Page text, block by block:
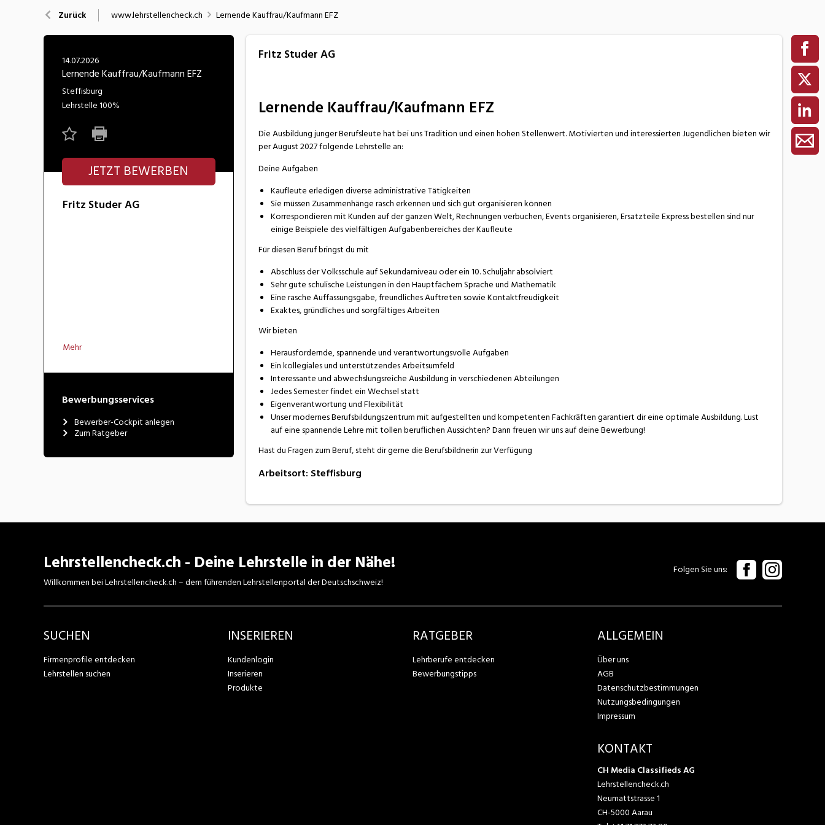
Nahrung
Wirtschaft/Verwaltung
Zurück www.lehrstellencheck.ch Lernende Kauffrau/Kaufmann EFZ
14.07.2026
Lernende Kauffrau/Kaufmann EFZ
Steffisburg
Lehrstelle100%
JETZT BEWERBEN
Fritz Studer AG
Mehr
Bewerbungsservices
Bewerber-Cockpit anlegen
Zum Ratgeber
Fritz Studer AG
Lernende Kauffrau/Kaufmann EFZ
Die Ausbildung junger Berufsleute hat bei uns Tradition und einen hohen Stellenwert. Motivierten und interessierten Jugendlichen bieten wir
per August 2027 folgende Lehrstelle an:
Deine Aufgaben
Kaufleute erledigen diverse administrative Tätigkeiten
Sie müssen Zusammenhänge rasch erkennen und sich gut organisieren können
Korrespondieren mit Kunden auf der ganzen Welt, Rechnungen verbuchen, Events organisieren, Ersatzteile Express bestellen sind nur
einige Beispiele des vielfältigen Aufgabenbereiches der Kaufleute
Für diesen Beruf bringst du mit
Abschluss der Volksschule auf Sekundarniveau oder ein 10. Schuljahr absolviert
Sehr gute schulische Leistungen in den Hauptfächern Sprache und Mathematik
Eine rasche Auffassungsgabe, freundliches Auftreten sowie Kontaktfreudigkeit
Exaktes, gründliches und sorgfältiges Arbeiten
Wir bieten
Herausfordernde, spannende und verantwortungsvolle Aufgaben
Ein kollegiales und unterstützendes Arbeitsumfeld
Interessante und abwechslungsreiche Ausbildung in verschiedenen Abteilungen
Jedes Semester findet ein Wechsel statt
Eigenverantwortung und Flexibilität
Unser modernes Berufsbildungszentrum mit aufgestellten und kompetenten Fachkräften garantiert dir eine optimale Ausbildung. Lust
auf eine spannende Lehre mit tollen beruflichen Aussichten? Dann freuen wir uns auf deine Bewerbung!
Hast du Fragen zum Beruf, steht dir gerne die Berufsbildnerin zur Verfügung
Arbeitsort: Steffisburg
Lehrstellencheck.ch - Deine Lehrstelle in der Nähe!
Willkommen bei Lehrstellencheck.ch – dem führenden Lehrstellenportal der Deutschschweiz!
Folgen Sie uns
SUCHEN
Firmenprofile entdecken
Lehrstellen suchen
INSERIEREN
Kundenlogin
Inserieren
Produkte
RATGEBER
Lehrberufe entdecken
Bewerbungstipps
ALLGEMEIN
Über uns
AGB
Datenschutzbestimmungen
Nutzungsbedingungen
Impressum
KONTAKT
CH Media Classifieds AG
Lehrstellencheck.ch
Neumattstrasse 1
CH-5000 Aarau